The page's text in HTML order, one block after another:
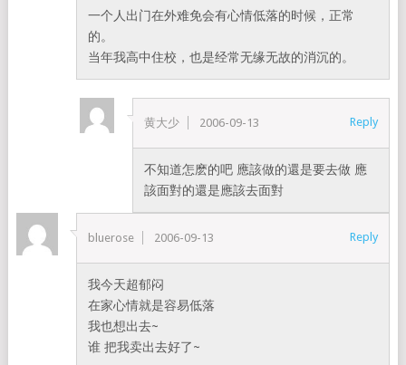
一个人出门在外难免会有心情低落的时候，正常
的。
当年我高中住校，也是经常无缘无故的消沉的。
黄大少 2006-09-13 Reply
不知道怎麽的吧 應該做的還是要去做 應
該面對的還是應該去面對
bluerose 2006-09-13 Reply
我今天超郁闷
在家心情就是容易低落
我也想出去~
谁 把我卖出去好了~